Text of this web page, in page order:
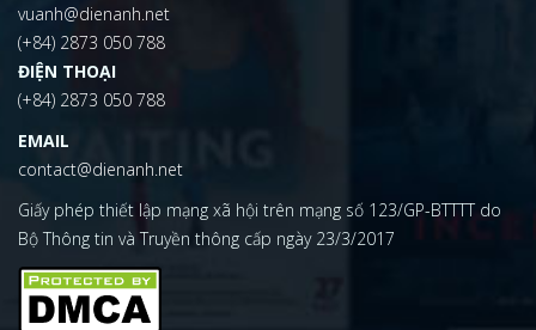
vuanh@dienanh.net
(+84) 2873 050 788
ĐIỆN THOẠI
(+84) 2873 050 788
EMAIL
contact@dienanh.net
Giấy phép thiết lập mạng xã hội trên mạng số 123/GP-BTTTT do
Bộ Thông tin và Truyền thông cấp ngày 23/3/2017